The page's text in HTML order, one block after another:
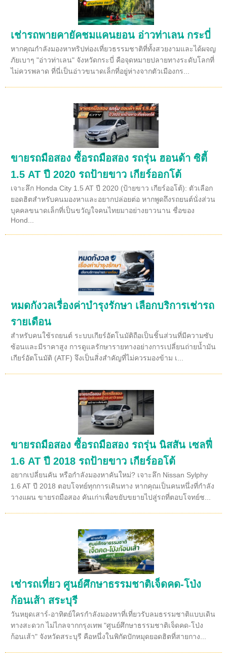
เช่ารถพายคายัคชมแคนยอน อ่าวท่าเลน กระบี่
หากคุณกำลังมองหาทริปท่องเที่ยวธรรมชาติที่ทั้งสวยงามและได้ผจญ
ภัยเบาๆ "อ่าวท่าเลน" จังหวัดกระบี่ คือจุดหมายปลายทางระดับโลกที่
ไม่ควรพลาด ที่นี่เป็นอ่าวขนาดเล็กที่อยู่ห่างจากตัวเมืองกร...
ขายรถมือสอง ซื้อรถมือสอง รถรุ่น ฮอนด้า ซิตี้
1.5 AT ปี 2020 รถป้ายขาว เกียร์ออกโต้
เจาะลึก Honda City 1.5 AT ปี 2020 (ป้ายขาว เกียร์ออโต้): ตัวเลือก
ยอดฮิตสำหรับคนมองหาและอยากปล่อยต่อ หากพูดถึงรถยนต์นั่งส่วน
บุคคลขนาดเล็กที่เป็นขวัญใจคนไทยมาอย่างยาวนาน ชื่อของ
Hond...
หมดกังวลเรื่องค่าบำรุงรักษา เลือกบริการเช่ารถ
รายเดือน
สำหรับคนใช้รถยนต์ ระบบเกียร์อัตโนมัติถือเป็นชิ้นส่วนที่มีความซับ
ซ้อนและมีราคาสูง การดูแลรักษารายทางอย่างการเปลี่ยนถ่ายน้ำมัน
เกียร์อัตโนมัติ (ATF) จึงเป็นสิ่งสำคัญที่ไม่ควรมองข้าม เ...
ขายรถมือสอง ซื้อรถมือสอง รถรุ่น นิสสัน เซลฟี่
1.6 AT ปี 2018 รถป้ายขาว เกียร์ออโต้
อยากเปลี่ยนคัน หรือกำลังมองหาคันใหม่? เจาะลึก Nissan Sylphy
1.6 AT ปี 2018 ตอบโจทย์ทุกการเดินทาง หากคุณเป็นคนหนึ่งที่กำลัง
วางแผน ขายรถมือสอง คันเก่าเพื่อขยับขยายไปสู่รถที่ตอบโจทย์ช...
เช่ารถเที่ยว ศูนย์ศึกษาธรรมชาติเจ็ดคด-โป่ง
ก้อนเส้า สระบุรี
วันหยุดเสาร์-อาทิตย์ใครกำลังมองหาที่เที่ยวรับลมธรรมชาติแบบเดิน
ทางสะดวก ไม่ไกลจากกรุงเทพ "ศูนย์ศึกษาธรรมชาติเจ็ดคด-โป่ง
ก้อนเส้า" จังหวัดสระบุรี คือหนึ่งในพิกัดปักหมุดยอดฮิตที่สายกาง...